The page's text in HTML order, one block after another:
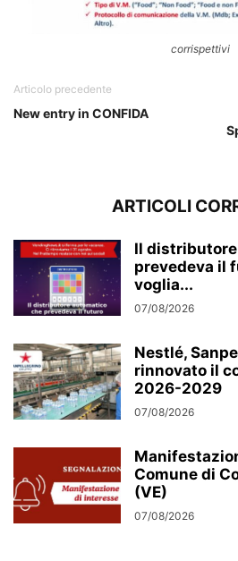
corrispettivi
Articolo precedente
New entry in CONFIDA
ARTICOLI
Il
prevedeva il
voglia...
07/08/2026
Nestlé,
rinnovato il
2026-2029
07/08/2026
Comune di
(VE)
07/08/2026